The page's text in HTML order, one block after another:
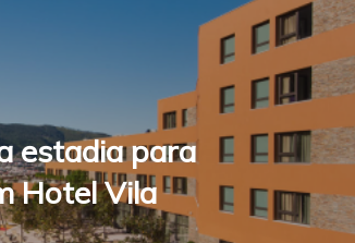
Fale connosco
estadia para
Hotel Vila